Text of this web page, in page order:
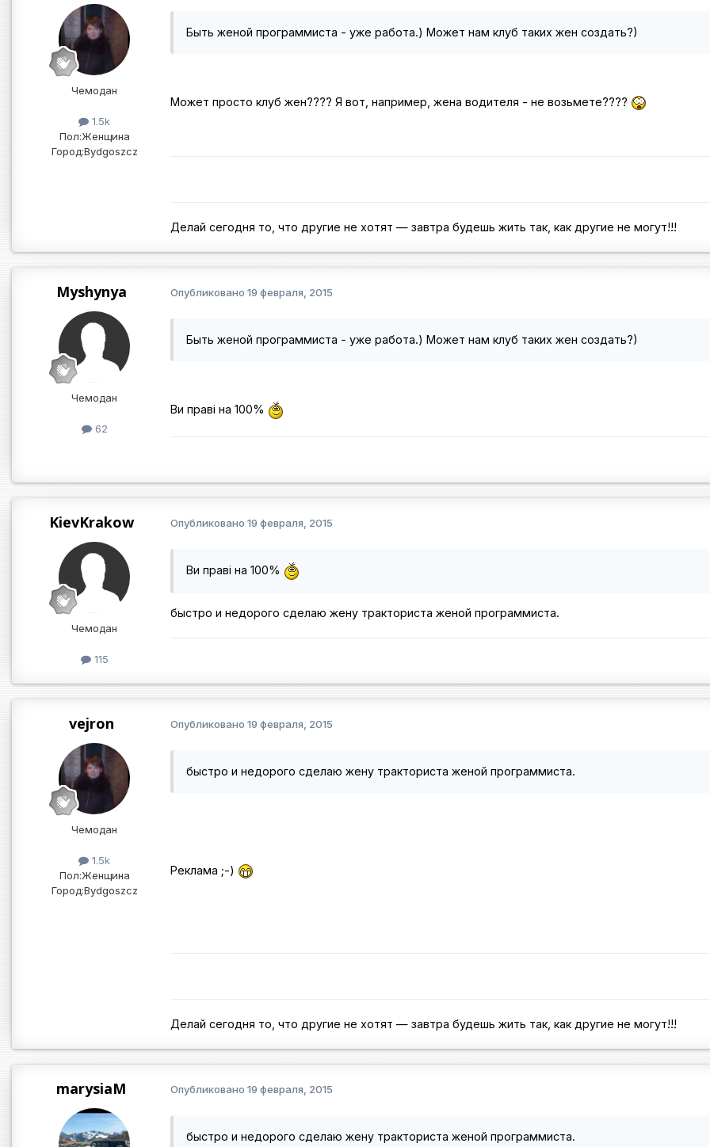
Чемодан
1.5k
Пол:Женщина
Город:Bydgoszcz
Быть женой программиста - уже работа.) Может нам клуб таких жен создать?)
Может просто клуб жен???? Я вот, например, жена водителя - не возьмете????
Делай сегодня то, что другие не хотят — завтра будешь жить так, как другие не могут!!!
Myshynya
Чемодан
62
Опубликовано 19 февраля, 2015
Быть женой программиста - уже работа.) Может нам клуб таких жен создать?)
Ви праві на 100%
KievKrakow
Чемодан
115
Опубликовано 19 февраля, 2015
Ви праві на 100%
быстро и недорого сделаю жену тракториста женой программиста.
vejron
Чемодан
1.5k
Пол:Женщина
Город:Bydgoszcz
Опубликовано 19 февраля, 2015
быстро и недорого сделаю жену тракториста женой программиста.
Реклама ;-)
Делай сегодня то, что другие не хотят — завтра будешь жить так, как другие не могут!!!
marysiaM Опубликовано 19 февраля, 2015
быстро и недорого сделаю жену тракториста женой программиста.